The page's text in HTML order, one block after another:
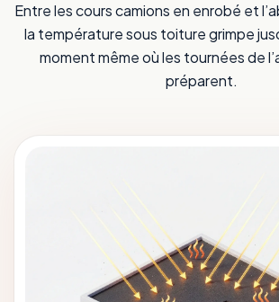
Entre les cours camions en enrobé et
la température sous toiture grimpe
moment même où les tournées de
préparent.